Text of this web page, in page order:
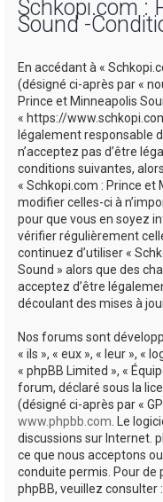
Schkopi.com :
Sound -
En accédant à «
(désigné ci-après par «
Prince et Minneapolis
« https://
légalement responsable
n’acceptez pas d’être
conditions suivantes,
« Schkopi.com : Prince et
modifier celles-ci à
pour que vous en soyez
vérifier régulièrement
continuez d’utiliser «
Sound » alors que des
acceptez d’être
découlant des mises à
Nos forums sont
« ils », « eux », « leur », «
« phpBB Limited », «
forum, déclaré sous la
(désigné ci-après par «
www.phpbb.com . Le
discussions sur Internet.
ce que nous acceptons
conduite permis. Pour de
phpBB, veuillez consulter :